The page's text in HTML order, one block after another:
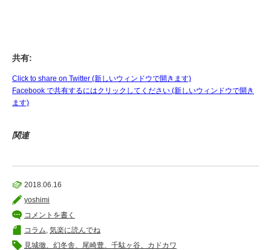
共有:
Click to share on Twitter (新しいウィンドウで開きます)
Facebook で共有するにはクリックしてください (新しいウィンドウで開き
ます)
関連
2018.06.16
yoshimi
コメントを書く
コラム 気楽に読んでね
見城徹、幻冬舎、尾崎豊、千駄ヶ谷、カドカワ